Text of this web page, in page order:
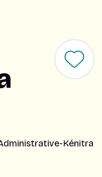
Kénitra